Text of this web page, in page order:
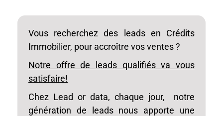
Vous recherchez des leads en Crédits
Immobilier, pour accroître vos ventes ?
Notre offre de leads qualifiés va vous
satisfaire!
Chez Lead or data, chaque jour, notre
génération de leads nous apporte une